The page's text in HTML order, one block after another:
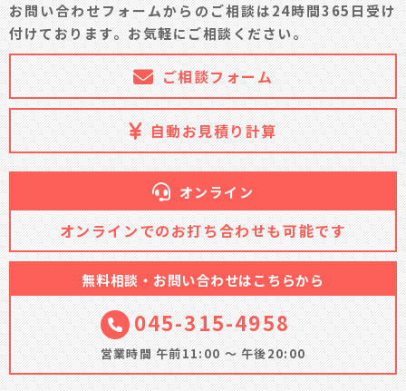
お問い合わせフォームからのご相談は24時間365日受け
付けております。お気軽にご相談ください。
ご相談フォーム
自動お見積り計算
オンライン
オンラインでのお打ち合わせも可能です
無料相談・お問い合わせはこちらから
045-315-4958
営業時間 午前11:00 ～ 午後20:00